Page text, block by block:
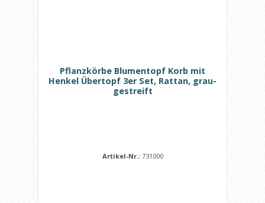
Pflanzkörbe Blumentopf Korb mit
Henkel Übertopf 3er Set, Rattan, grau-
gestreift
Artikel-Nr.: 731000